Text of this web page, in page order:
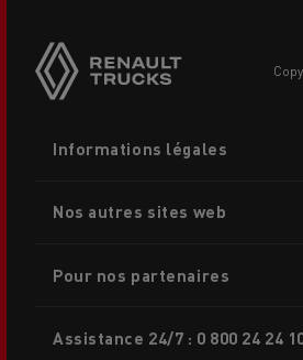
buttons
menu
Informations légales
Nos autres sites web
Pour nos partenaires
Assistance 24/7 : 0 800 24 24